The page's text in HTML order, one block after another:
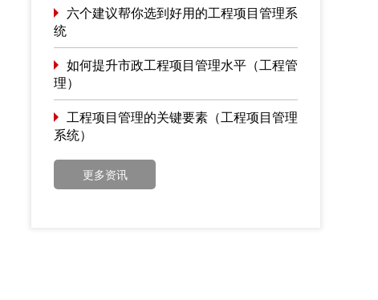
六个建议帮你选到好用的工程项目管理系
统
如何提升市政工程项目管理水平（工程管
理）
工程项目管理的关键要素（工程项目管理
系统）
更多资讯